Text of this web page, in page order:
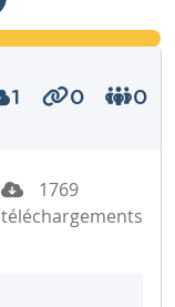
1 0 0
1769
téléchargements